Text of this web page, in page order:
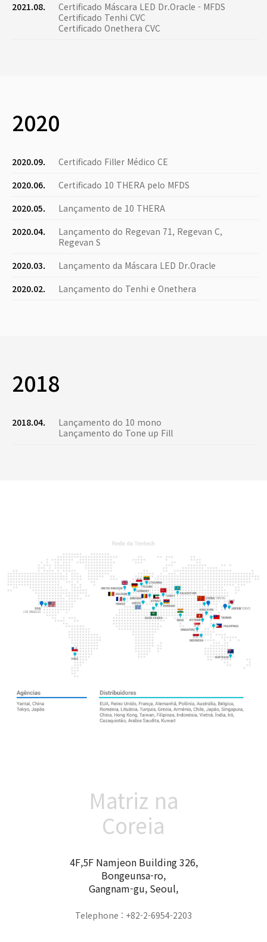
2021.08.
Certificado Máscara LED Dr.Oracle - MFDS
Certificado Tenhi CVC
Certificado Onethera CVC
2020
2020.09.
Certificado Filler Médico CE
2020.06.
Certificado 10 THERA pelo MFDS
2020.05.
Lançamento de 10 THERA
2020.04.
Lançamento do Regevan 71, Regevan C,
Regevan S
2020.03.
Lançamento da Máscara LED Dr.Oracle
2020.02.
Lançamento do Tenhi e Onethera
2018
2018.04.
Lançamento do 10 mono
Lançamento do Tone up Fill
Matriz na
Coreia
4F,5F Namjeon Building 326,
Bongeunsa-ro,
Gangnam-gu, Seoul,
Telephone : +82-2-6954-2203